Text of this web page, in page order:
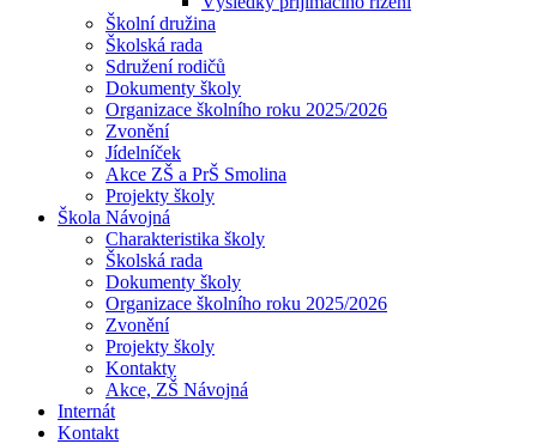
Školní družina
Školská rada
Sdružení rodičů
Dokumenty školy
Organizace školního roku 2025/2026
Zvonění
Jídelníček
Akce ZŠ a PrŠ Smolina
Projekty školy
Škola Návojná
Charakteristika školy
Školská rada
Dokumenty školy
Organizace školního roku 2025/2026
Zvonění
Projekty školy
Kontakty
Akce, ZŠ Návojná
Internát
Kontakt